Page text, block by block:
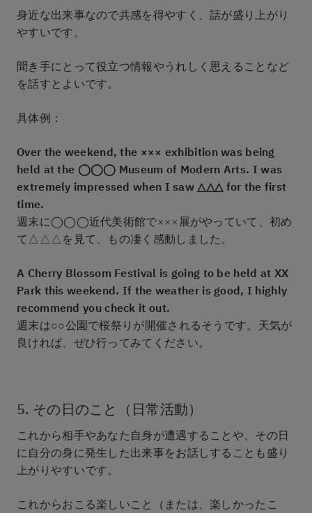
身近な出来事なので共感を得やすく、話が盛り上がり
やすいです。
聞き手にとって役立つ情報やうれしく思えることなど
を話すとよいです。
具体例：
Over the weekend, the ××× exhibition was being
held at the ◯◯◯ Museum of Modern Arts. I was
extremely impressed when I saw △△△ for the first
time.
週末に◯◯◯近代美術館で×××展がやっていて、初め
て△△△を見て、もの凄く感動しました。
A Cherry Blossom Festival is going to be held at XX
Park this weekend. If the weather is good, I highly
recommend you check it out.
週末は○○公園で桜祭りが開催されるそうです。天気が
良ければ、ぜひ行ってみてください。
5. その日のこと（日常活動）
これから相手やあなた自身が遭遇することや、その日
に自分の身に発生した出来事をお話しすることも盛り
上がりやすいです。
これからおこる楽しいこと（または、楽しかったこ